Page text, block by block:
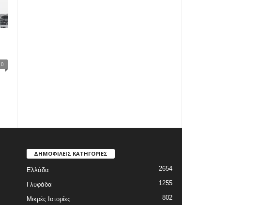
0
ΔΗΜΟΦΙΛΕΙΣ ΚΑΤΗΓΟΡΙΕΣ
Ελλάδα 2654
Γλυφάδα 1255
Μικρές Ιστορίες 802